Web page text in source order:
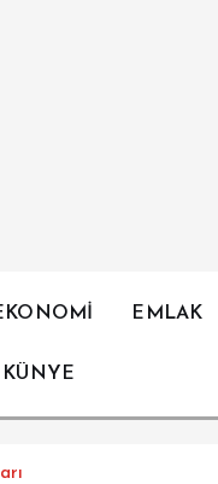
EMLAK
KÜNYE